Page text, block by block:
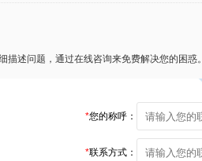
描述问题，通过在线咨询来免费解决您的困惑。
*您的称呼：
*联系方式：